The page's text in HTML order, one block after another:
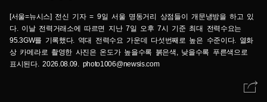
[서울=뉴시스] 전신 기자 = 9일 서울 명동거리 상점들이 개문냉방을 하고 있
다. 이날 전력거래소에 따르면 지난 7일 오후 7시 기준 최대 전력수요는
95.3GW를 기록했다. 역대 전력수요 가운데 다섯번째로 높은 수준이다. 열화
상 카메라로 촬영한 사진은 온도가 높을수록 붉은색, 낮을수록 푸른색으로
표시된다. 2026.08.09. photo1006@newsis.com